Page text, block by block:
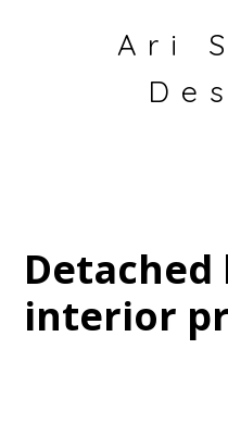
Ari
Detached
interior